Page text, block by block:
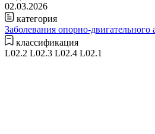
02.03.2026
категория
Заболевания опорно-двигательного
классификация
L02.2 L02.3 L02.4 L02.1